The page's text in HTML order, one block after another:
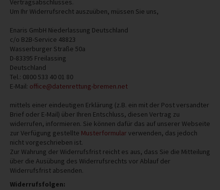
Vertragsabschlusses.
Um Ihr Widerrufsrecht auszuüben, müssen Sie uns,
Enaris GmbH Niederlassung Deutschland
c/o B2B-Service 48823
Wasserburger Straße 50a
D-83395 Freilassing
Deutschland
Tel.: 0800 533 40 01 80
E-Mail: office@datenrettung-bremen.net
mittels einer eindeutigen Erklärung (z.B. ein mit der Post versandter
Brief oder E-Mail) über Ihren Entschluss, diesen Vertrag zu
widerrufen, informieren. Sie können dafür das auf unserer Webseite
zur Verfügung gestellte Musterformularverwenden, das jedoch
nicht vorgeschrieben ist.
Zur Wahrung der Widerrufsfrist reicht es aus, dass Sie die Mitteilung
über die Ausübung des Widerrufsrechts vor Ablauf der
Widerrufsfrist absenden.
Widerrufsfolgen: